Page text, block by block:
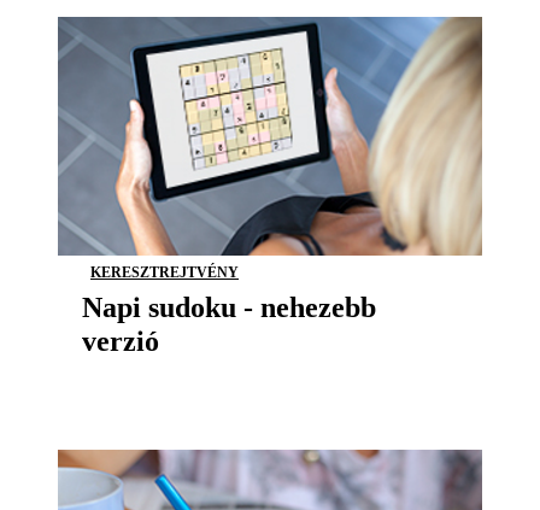
KERESZTREJTVÉNY
Napi sudoku - nehezebb
verzió